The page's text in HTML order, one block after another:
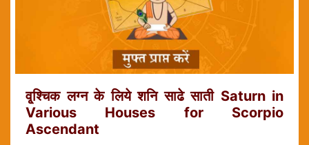
वृ्श्चिक लग्न के लिये शनि साढे साती Saturn in
Various Houses for Scorpio
Ascendant